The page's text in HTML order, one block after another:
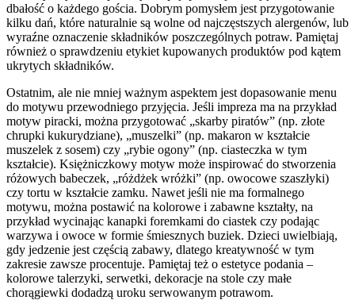
dbałość o każdego gościa. Dobrym pomysłem jest przygotowanie
kilku dań, które naturalnie są wolne od najczęstszych alergenów, lub
wyraźne oznaczenie składników poszczególnych potraw. Pamiętaj
również o sprawdzeniu etykiet kupowanych produktów pod kątem
ukrytych składników.
Ostatnim, ale nie mniej ważnym aspektem jest dopasowanie menu
do motywu przewodniego przyjęcia. Jeśli impreza ma na przykład
motyw piracki, można przygotować „skarby piratów” (np. złote
chrupki kukurydziane), „muszelki” (np. makaron w kształcie
muszelek z sosem) czy „rybie ogony” (np. ciasteczka w tym
kształcie). Księżniczkowy motyw może inspirować do stworzenia
różowych babeczek, „różdżek wróżki” (np. owocowe szaszłyki)
czy tortu w kształcie zamku. Nawet jeśli nie ma formalnego
motywu, można postawić na kolorowe i zabawne kształty, na
przykład wycinając kanapki foremkami do ciastek czy podając
warzywa i owoce w formie śmiesznych buziek. Dzieci uwielbiają,
gdy jedzenie jest częścią zabawy, dlatego kreatywność w tym
zakresie zawsze procentuje. Pamiętaj też o estetyce podania –
kolorowe talerzyki, serwetki, dekoracje na stole czy małe
chorągiewki dodadzą uroku serwowanym potrawom.